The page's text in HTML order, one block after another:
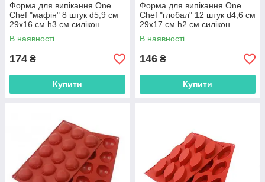
Форма для випікання One
Chef "мафін" 8 штук d5,9 см
29х16 см h3 см силікон
(904020) з швидкою
доставкою по Україні
В наявності
174 ₴
Купити
Форма для випікання One
Chef "глобал" 12 штук d4,6 см
29х17 см h2 см силікон
(904086) з швидкою
доставкою по Україні
В наявності
146 ₴
Купити